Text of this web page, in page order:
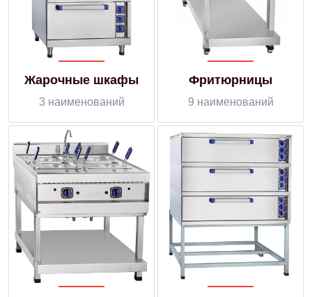
Жарочные шкафы
3 наименований
Фритюрницы
9 наименований